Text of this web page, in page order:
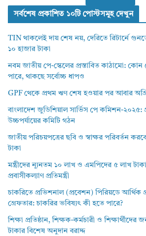
সর্বশেষ প্রকাশিত ১০টি পোস্টসমূহ দেখুন
TIN থাকলেই দায় শেষ নয়, দেরিতে রিটার্নে
১০ হাজার টাকা
নবম জাতীয় পে-স্কেলের প্রস্তাবিত কাঠামো:
পারে, থাকছে সর্বোচ্চ ধাপও
GPF থেকে প্রথম ঋণ শেষ হওয়ার পর আবার
বাংলাদেশ জুডিশিয়াল সার্ভিস পে কমিশন-২০২৫:
উচ্চপর্যায়ের কমিটি গঠন
জাতীয় পরিচয়পত্রের ছবি ও স্বাক্ষর পরিবর্তন
টাকা
মন্ত্রীদের ন্যূনতম ১০ লাখ ও এমপিদের ৫ লাখ
প্রবাসীকল্যাণ প্রতিমন্ত্রী
চাকরিতে প্রভিশনাল (প্রবেশন) পিরিয়ডে আর্থিক
গ্রেফতার: চাকরির ভবিষ্যৎ কী হতে পারে?
শিক্ষা প্রতিষ্ঠান, শিক্ষক-কর্মচারী ও
টাকার বিশেষ অনুদান বরাদ্দ